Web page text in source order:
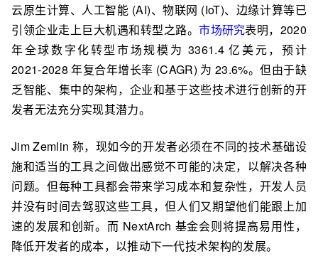
云原生计算、人工智能 (AI)、物联网 (IoT)、边缘计算等已
引领企业走上巨大机遇和转型之路。市场研究表明，2020
年全球数字化转型市场规模为 3361.4 亿美元，预计
2021-2028 年复合年增长率 (CAGR) 为 23.6%。但由于缺
乏智能、集中的架构，企业和基于这些技术进行创新的开
发者无法充分实现其潜力。
Jim Zemlin 称，现如今的开发者必须在不同的技术基础设
施和适当的工具之间做出感觉不可能的决定，以解决各种
问题。但每种工具都会带来学习成本和复杂性，开发人员
并没有时间去驾驭这些工具，但人们又期望他们能跟上加
速的发展和创新。而 NextArch 基金会则将提高易用性，
降低开发者的成本，以推动下一代技术架构的发展。